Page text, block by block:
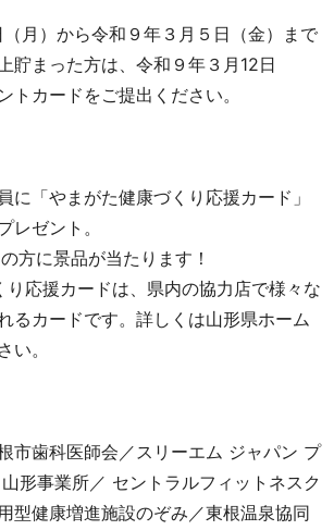
月）から令和９年３月５日（金）まで
貯まった方は、令和９年３月12日
トカードをご提出ください。
に「やまがた健康づくり応援カード」
レゼント。
方に景品が当たります！
り応援カードは、県内の協力店で様々な
るカードです。詳しくは山形県ホーム
い。
市歯科医師会／スリーエム ジャパン プ
形事業所／ セントラルフィットネスク
型健康増進施設のぞみ／東根温泉協同